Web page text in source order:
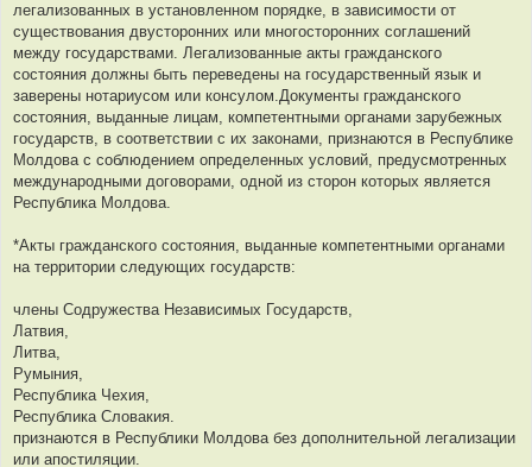
легализованных в установленном порядке, в зависимости от
существования двусторонних или многосторонних соглашений
между государствами. Легализованные акты гражданского
состояния должны быть переведены на государственный язык и
заверены нотариусом или консулом.Документы гражданского
состояния, выданные лицам, компетентными органами зарубежных
государств, в соответствии с их законами, признаются в Республике
Молдова с соблюдением определенных условий, предусмотренных
международными договорами, одной из сторон которых является
Республика Молдова.
*Акты гражданского состояния, выданные компетентными органами
на территории следующих государств:
члены Содружества Независимых Государств,
Латвия,
Литва,
Румыния,
Республика Чехия,
Республика Словакия.
признаются в Республики Молдова без дополнительной легализации
или апостиляции.